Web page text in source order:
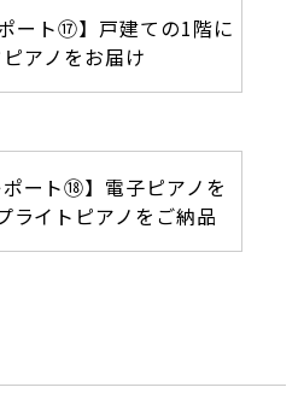
ート⑰】戸建ての1階に
アノをお届け
ポート⑱】電子ピアノを
ライトピアノをご納品